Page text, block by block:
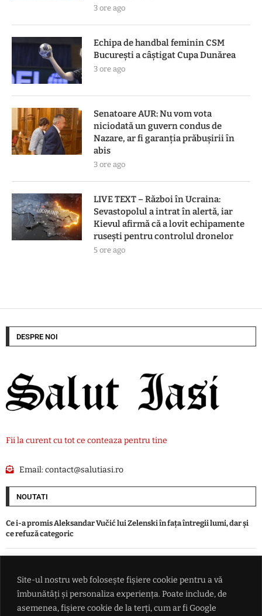
Site-ul nostru web folosește fișiere cookie pentru a vă
îmbunătăți și personaliza experiența. Poate include, de
asemenea, fișiere cookie de la terți, cum ar fi Google
3 ore ago
Echipa de handbal feminin CSM
Bucureşti a câştigat Cupa Dunărea
3 ore ago
Senatoare AUR: Nu vom vota
niciodată un guvern condus de
Nazare, ar fi garanția prăbușirii în
abis
3 ore ago
LIVE TEXT – Război în Ucraina:
Sevastopolul a intrat în alertă, iar
Kievul afirmă că a lovit echipamente
rusești pentru controlul dronelor
5 ore ago
DESPRE NOI
Fii la curent cu tot ce conteaza pentru tine
Email:contact@salutiasi.ro
NOUTATI
Ce i-a promis Aleksandar Vučić lui Zelenski în fața întregii lumi, dar și
ce refuză categoric
luată de Ankara după ce două nave au fost lovite de drone
Echipa de handbal feminin CSM Bucureşti a câştigat Cupa Dunărea